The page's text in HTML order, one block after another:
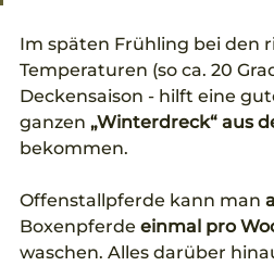
Im späten Frühling bei den
Temperaturen (so ca. 20
Deckensaison - hilft eine
ganzen „Winterdreck“ aus
bekommen.
Offenstallpferde kann man
Boxenpferde einmal pro
waschen. Alles darüber